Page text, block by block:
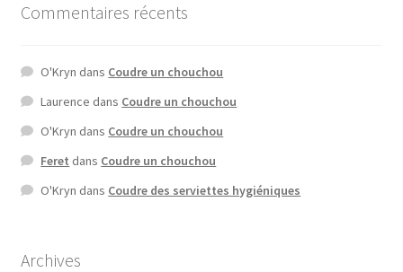
Commentaires récents
O'Kryn dans Coudre un chouchou
Laurence dans Coudre un chouchou
O'Kryn dans Coudre un chouchou
Feret dans Coudre un chouchou
O'Kryn dans Coudre des serviettes hygiéniques
Archives